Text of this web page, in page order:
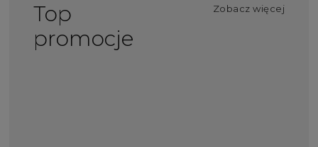
Top
promocje
Zobacz więcej